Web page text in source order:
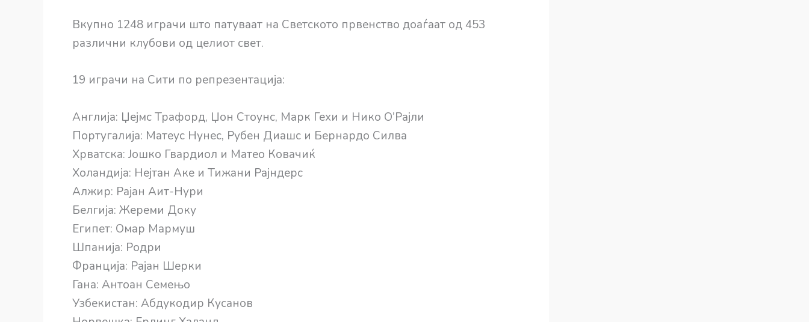
Вкупно 1248 играчи што патуваат на Светското првенство доаѓаат од 453
различни клубови од целиот свет.
19 играчи на Сити по репрезентација:
Англија: Џејмс Трафорд, Џон Стоунс, Марк Гехи и Нико О’Рајли
Португалија: Матеус Нунес, Рубен Диашс и Бернардо Силва
Хрватска: Јошко Гвардиол и Матео Ковачиќ
Холандија: Нејтан Аке и Тижани Рајндерс
Алжир: Рајан Аит-Нури
Белгија: Жереми Доку
Египет: Омар Мармуш
Шпанија: Родри
Франција: Рајан Шерки
Гана: Антоан Семењо
Узбекистан: Абдукодир Кусанов